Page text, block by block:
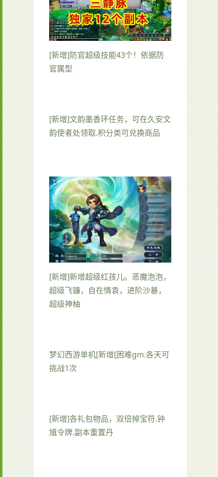
[新增]防官超级技能43个！依据防
官属型
[新增]文韵墨香环任务，可在久安文
韵使者处领取.积分类可兑换商品
[新增]新增超级红孩儿。恶魔泡泡，
超级飞镰，自在情袁，进阶沙暴，
超级神柚
梦幻西游单机[新增[困难gm.各天可
挑战1次
[新增]各礼包物品，双倍掉宝符.钟
馗令牌.副本重置丹